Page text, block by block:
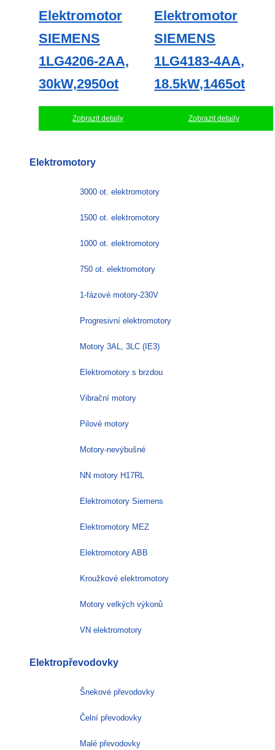
Elektromotor
SIEMENS
1LG4206-2AA,
30kW,2950ot
Zobrazit detaily
Elektromotor
SIEMENS
1LG4183-4AA,
18.5kW,1465ot
Zobrazit detaily
Elektromotory
3000 ot. elektromotory
1500 ot. elektromotory
1000 ot. elektromotory
750 ot. elektromotory
1-fázové motory-230V
Progresivní elektromotory
Motory 3AL, 3LC (IE3)
Elektromotory s brzdou
Vibrační motory
Pilové motory
Motory-nevýbušné
NN motory H17RL
Elektromotory Siemens
Elektromotory MEZ
Elektromotory ABB
Kroužkové elektromotory
Motory velkých výkonů
VN elektromotory
Elektropřevodovky
Šnekové převodovky
Čelní převodovky
Malé převodovky